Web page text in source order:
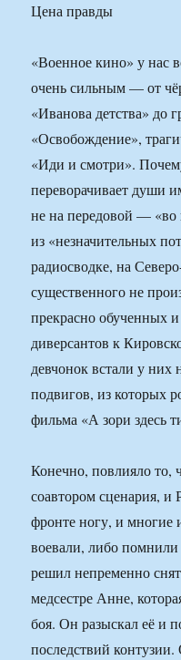
Цена правды
«Военное кино» у нас
очень сильным — от
«Иванова детства» до
«Освобождение»,
«Иди и смотри».
переворачивает души
не на передовой — «во
из «незначительных
радиосводке, на
существенного не
прекрасно обученных
диверсантов к
девчонок встали у них
подвигов, из которых
фильма «А зори здесь
Конечно, повлияло то,
соавтором сценария,
фронте ногу, и многие
воевали, либо
решил непременно
медсестре Анне,
боя. Он разыскал её и
последствий